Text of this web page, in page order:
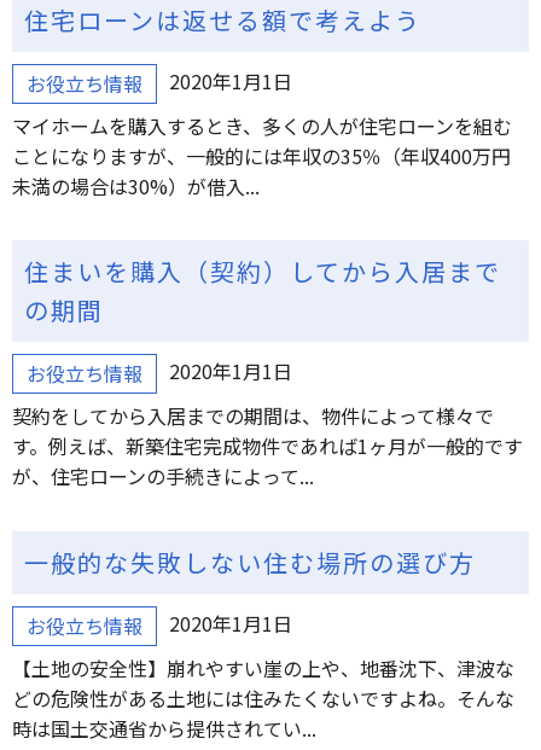
住宅ローンは返せる額で考えよう
お役立ち情報
2020年1月1日
マイホームを購入するとき、多くの人が住宅ローンを組む
ことになりますが、一般的には年収の35％（年収400万円
未満の場合は30%）が借入...
住まいを購入（契約）してから入居まで
の期間
お役立ち情報
2020年1月1日
契約をしてから入居までの期間は、物件によって様々で
す。例えば、新築住宅完成物件であれば1ヶ月が一般的です
が、住宅ローンの手続きによって...
一般的な失敗しない住む場所の選び方
お役立ち情報
2020年1月1日
【土地の安全性】崩れやすい崖の上や、地番沈下、津波な
どの危険性がある土地には住みたくないですよね。そんな
時は国土交通省から提供されてい...